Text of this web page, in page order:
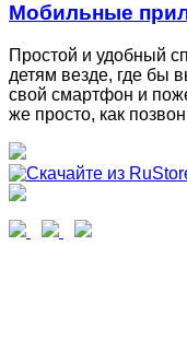
Мобильные
Простой и удобный
детям везде, где бы
свой смартфон и
же просто, как